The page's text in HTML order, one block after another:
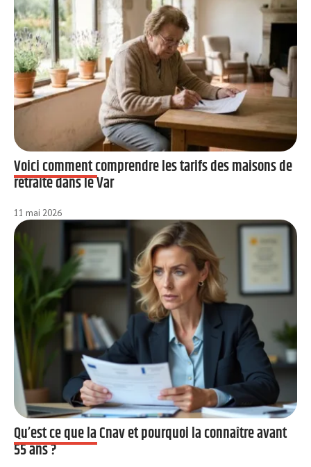
Voici comment comprendre les tarifs des maisons de
retraite dans le Var
11 mai 2026
Qu’est ce que la Cnav et pourquoi la connaître avant
55 ans ?